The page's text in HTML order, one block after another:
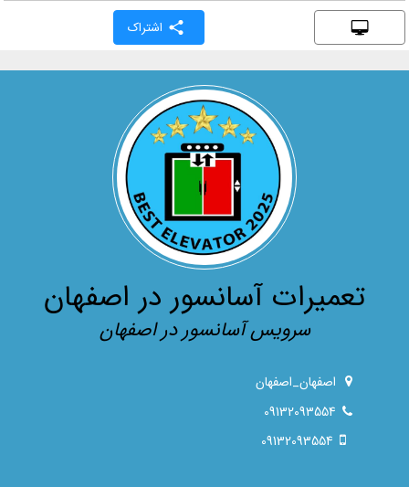
اشتراک
تعمیرات آسانسور در اصفهان
سرویس آسانسور در اصفهان
اصفهان_اصفهان
09132093554
09132093554